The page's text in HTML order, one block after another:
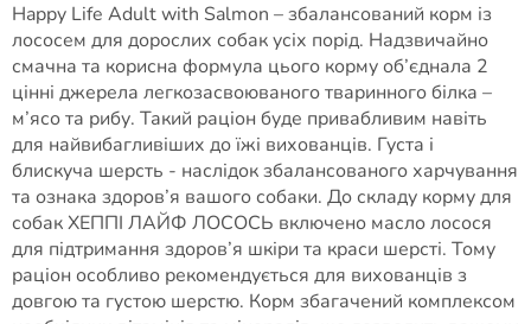
Happy Life Adult with Salmon – збалансований корм із
лососем для дорослих собак усіх порід. Надзвичайно
смачна та корисна формула цього корму об’єднала 2
цінні джерела легкозасвоюваного тваринного білка –
м’ясо та рибу. Такий раціон буде привабливим навіть
для найвибагливіших до їжі вихованців. Густа і
блискуча шерсть - наслідок збалансованого харчування
та ознака здоров’я вашого собаки. До складу корму для
собак ХЕППІ ЛАЙФ ЛОСОСЬ включено масло лосося
для підтримання здоров’я шкіри та краси шерсті. Тому
раціон особливо рекомендується для вихованців з
довгою та густою шерстю. Корм збагачений комплексом